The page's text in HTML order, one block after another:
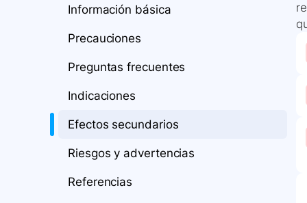
Información básica
Precauciones
Preguntas frecuentes
Indicaciones
Efectos secundarios
Riesgos y advertencias
Referencias